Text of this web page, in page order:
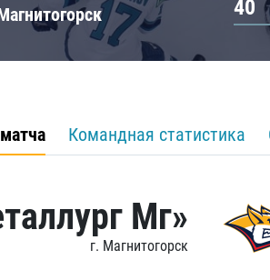
40
Командная статистика
Мг»
г. Магнитогорск